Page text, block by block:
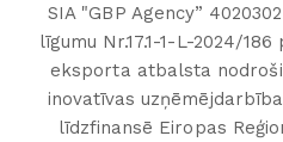
SIA "GBP Agency”
līgumu Nr.17.1-1-L-2024/
eksporta atbalsta
inovatīvas
līdzfinansē Eiropas